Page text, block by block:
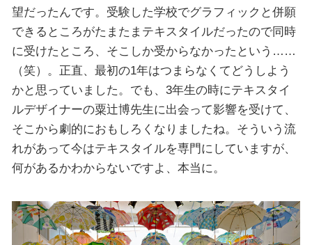
望だったんです。受験した学校でグラフィックと併願
できるところがたまたまテキスタイルだったので同時
に受けたところ、そこしか受からなかったという……
（笑）。正直、最初の1年はつまらなくてどうしよう
かと思っていました。でも、3年生の時にテキスタイ
ルデザイナーの粟辻博先生に出会って影響を受けて、
そこから劇的におもしろくなりましたね。そういう流
れがあって今はテキスタイルを専門にしていますが、
何があるかわからないですよ、本当に。